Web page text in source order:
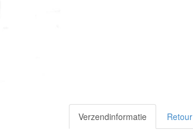
Verzendinformatie